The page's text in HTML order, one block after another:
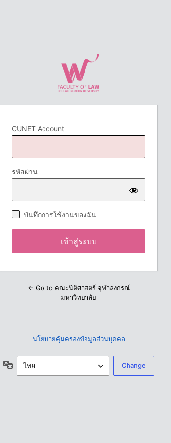
CUNET Account
รหัสผ่าน
บันทึกการใช้งานของฉัน
← Go to คณะนิติศาสตร์ จุฬาลงกรณ์
มหาวิทยาลัย
นโยบายคุ้มครองข้อมูลส่วนบุคคล
ภาษา